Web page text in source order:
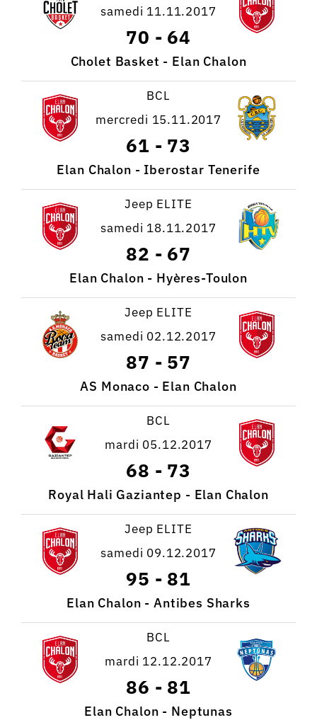
samedi 11.11.2017
70 - 64
Cholet Basket - Elan Chalon
BCL
mercredi 15.11.2017
61 - 73
Elan Chalon - Iberostar Tenerife
Jeep ELITE
samedi 18.11.2017
82 - 67
Elan Chalon - Hyères-Toulon
Jeep ELITE
samedi 02.12.2017
87 - 57
AS Monaco - Elan Chalon
BCL
mardi 05.12.2017
68 - 73
Royal Hali Gaziantep - Elan Chalon
Jeep ELITE
samedi 09.12.2017
95 - 81
Elan Chalon - Antibes Sharks
BCL
mardi 12.12.2017
86 - 81
Elan Chalon - Neptunas